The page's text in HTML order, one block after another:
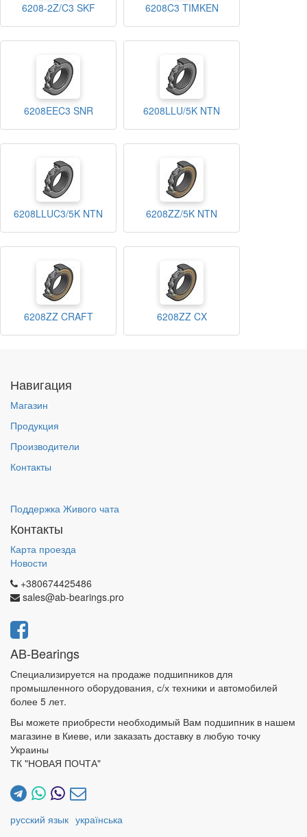
6208-2Z/C3 SKF 6208C3 TIMKEN
6208EEC3 SNR 6208LLU/5K NTN
6208LLUC3/5K NTN 6208ZZ/5K NTN
6208ZZ CRAFT 6208ZZ CX
Навигация
Магазин
Продукция
Производители
Контакты
Поддержка Живого чата
Контакты
Карта проезда
Новости
+380674425486
sales@ab-bearings.pro
AB-Bearings
Специализируется на продаже подшипников для
промышленного оборудования, с/х техники и автомобилей
более 5 лет.
Вы можете приобрести необходимый Вам подшипник в нашем
магазине в Киеве, или заказать доставку в любую точку
Украины
ТК "НОВАЯ ПОЧТА"
русский язык українська